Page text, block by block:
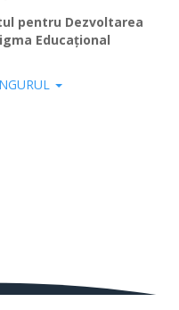
pentru Dezvoltarea
Educațional